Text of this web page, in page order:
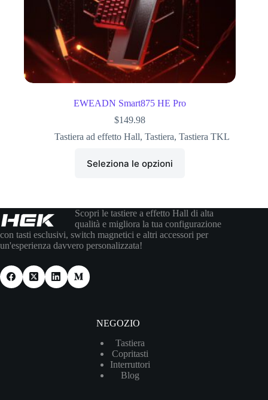
EWEADN Smart875 HE Pro
$149.98
Tastiera ad effetto Hall, Tastiera, Tastiera TKL
Seleziona le opzioni
Scopri le tastiere a effetto Hall di alta
qualità e migliora la tua configurazione
con tasti esclusivi, switch magnetici e altri accessori per
un'esperienza davvero personalizzata!
NEGOZIO
Tastiera
Copritasti
Interruttori
Blog